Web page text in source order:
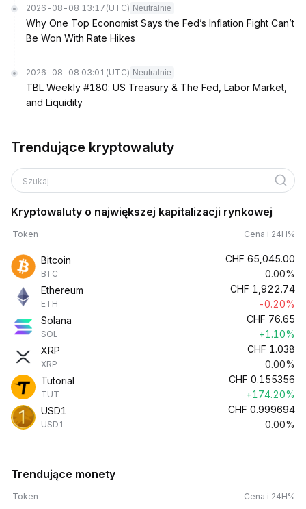
2026-08-08 13:17 (UTC) Neutralnie
Why One Top Economist Says the Fed’s Inflation Fight Can’t
Be Won With Rate Hikes
2026-08-08 03:01 (UTC) Neutralnie
TBL Weekly #180: US Treasury & The Fed, Labor Market,
and Liquidity
Trendujące kryptowaluty
Szukaj
Kryptowaluty o największej kapitalizacji rynkowej
Token Cena i 24H%
Bitcoin
BTC
CHF 65,045.00
0.00%
Ethereum
ETH
CHF 1,922.74
-0.20%
Solana
SOL
CHF 76.65
+1.10%
XRP
XRP
CHF 1.038
0.00%
Tutorial
TUT
CHF 0.155356
+174.20%
USD1
USD1
CHF 0.999694
0.00%
Trendujące monety
Token Cena i 24H%